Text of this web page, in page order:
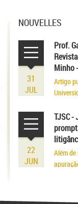
NOUVELLES
31
JUL
Prof.
Minho
Artigo
22
JUN
TJSC -
Além